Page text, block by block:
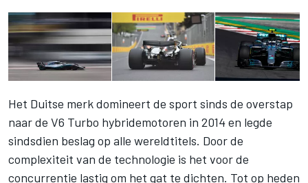
Het Duitse merk domineert de sport sinds de overstap
naar de V6 Turbo hybridemotoren in 2014 en legde
sindsdien beslag op alle wereldtitels. Door de
complexiteit van de technologie is het voor de
concurrentie lastig om het gat te dichten. Tot op heden